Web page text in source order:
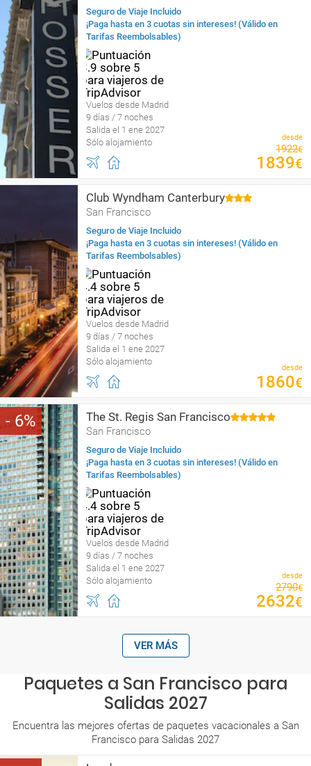
Seguro de Viaje Incluido
¡Paga hasta en 3 cuotas sin intereses! (Válido en
Tarifas Reembolsables)
Vuelos desde Madrid
9 días / 7 noches
Salida el 1 ene 2027
Sólo alojamiento
desde
1922€
1839€
Club Wyndham Canterbury
San Francisco
Seguro de Viaje Incluido
¡Paga hasta en 3 cuotas sin intereses! (Válido en
Tarifas Reembolsables)
Vuelos desde Madrid
9 días / 7 noches
Salida el 1 ene 2027
Sólo alojamiento
desde
1860€
6 The St. Regis San Francisco
San Francisco
Seguro de Viaje Incluido
¡Paga hasta en 3 cuotas sin intereses! (Válido en
Tarifas Reembolsables)
Vuelos desde Madrid
9 días / 7 noches
Salida el 1 ene 2027
Sólo alojamiento
desde
2790€
2632€
VER MÁS
Paquetes a San Francisco para
Salidas 2027
Encuentra las mejores ofertas de paquetes vacacionales a San
Francisco para Salidas 2027